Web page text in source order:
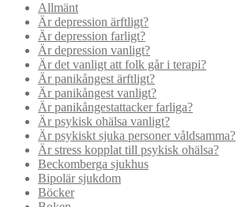
Allmänt
Är depression ärftligt?
Är depression farligt?
Är depression vanligt?
Är det vanligt att folk går i terapi?
Är panikångest ärftligt?
Är panikångest vanligt?
Är panikångestattacker farliga?
Är psykisk ohälsa vanligt?
Är psykiskt sjuka personer våldsamma?
Är stress kopplat till psykisk ohälsa?
Beckomberga sjukhus
Bipolär sjukdom
Böcker